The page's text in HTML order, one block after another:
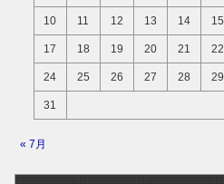
10 11 12 13 14 15
17 18 19 20 21 22
24 25 26 27 28 29
31
« 7月